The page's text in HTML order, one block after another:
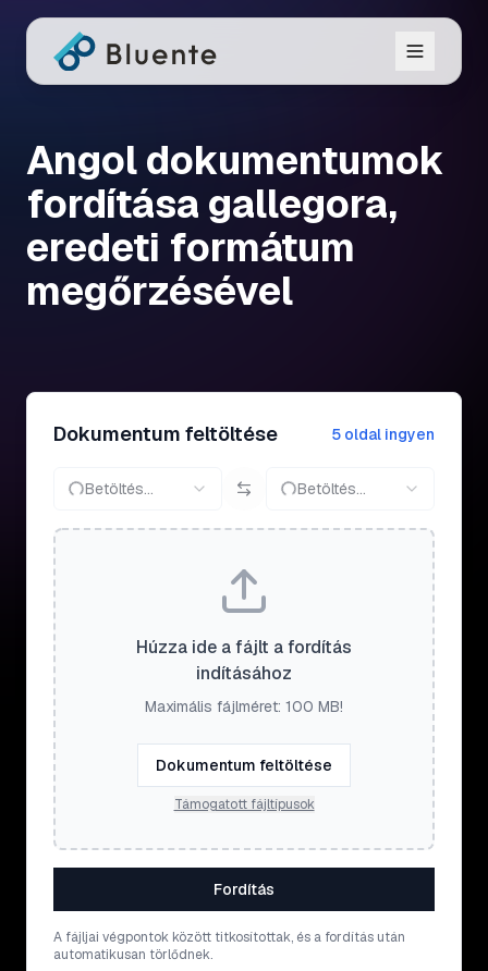
Angol dokumentumok
fordítása gallegora,
eredeti formátum
megőrzésével
Dokumentum feltöltése 5 oldal ingyen
Betöltés... Betöltés...
Húzza ide a fájlt a fordítás
indításához
Maximális fájlméret: 100 MB!
Dokumentum feltöltése
Támogatott fájltípusok
Fordítás
A fájljai végpontok között titkosítottak, és a fordítás után
automatikusan törlődnek.